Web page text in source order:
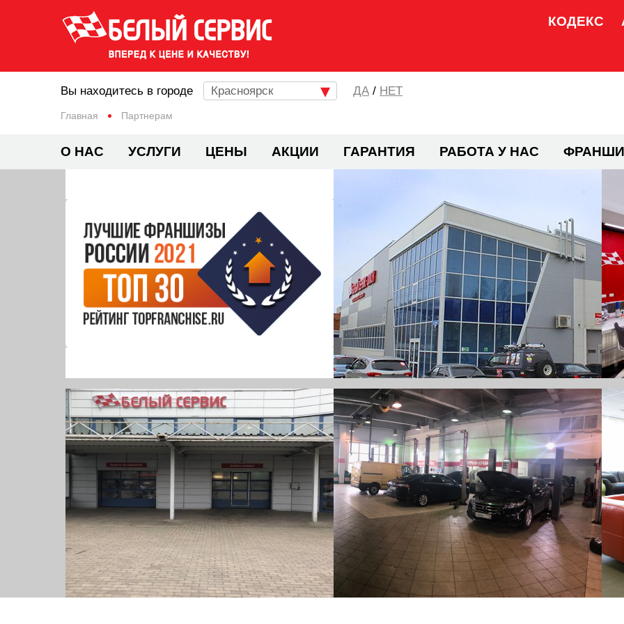
КОДЕКС
Главная Партнерам
Вы находитесь в городе Красноярск / НЕТ
О НАС УСЛУГИ ЦЕНЫ АКЦИИ ГАРАНТИЯ РАБОТА У НАС